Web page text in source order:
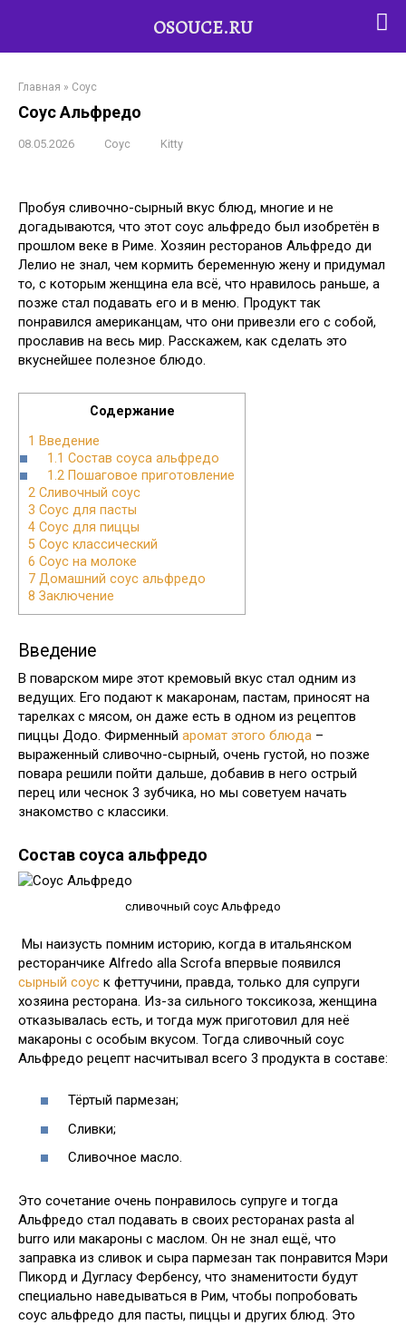
Главная » Соус
Соус Альфредо
08.05.2026 Соус Kitty
Пробуя сливочно-сырный вкус блюд, многие и не
догадываются, что этот соус альфредо был изобретён в
прошлом веке в Риме. Хозяин ресторанов Альфредо ди
Лелио не знал, чем кормить беременную жену и придумал
то, с которым женщина ела всё, что нравилось раньше, а
позже стал подавать его и в меню. Продукт так
понравился американцам, что они привезли его с собой,
прославив на весь мир. Расскажем, как сделать это
вкуснейшее полезное блюдо.
Содержание
1 Введение
1.1 Состав соуса альфредо
1.2 Пошаговое приготовление
2 Сливочный соус
3 Соус для пасты
4 Соус для пиццы
5 Соус классический
6 Соус на молоке
7 Домашний соус альфредо
8 Заключение
Введение
В поварском мире этот кремовый вкус стал одним из
ведущих. Его подают к макаронам, пастам, приносят на
тарелках с мясом, он даже есть в одном из рецептов
пиццы Додо. Фирменный аромат этого блюда –
выраженный сливочно-сырный, очень густой, но позже
повара решили пойти дальше, добавив в него острый
перец или чеснок 3 зубчика, но мы советуем начать
знакомство с классики.
Состав соуса альфредо
сливочный соус Альфредо
Мы наизусть помним историю, когда в итальянском
ресторанчике Alfredo alla Scrofa впервые появился
сырный соус к феттучини, правда, только для супруги
хозяина ресторана. Из-за сильного токсикоза, женщина
отказывалась есть, и тогда муж приготовил для неё
макароны с особым вкусом. Тогда сливочный соус
Альфредо рецепт насчитывал всего 3 продукта в составе:
Тёртый пармезан;
Сливки;
Сливочное масло.
Это сочетание очень понравилось супруге и тогда
Альфредо стал подавать в своих ресторанах pasta al
burro или макароны с маслом. Он не знал ещё, что
заправка из сливок и сыра пармезан так понравится Мэри
Пикорд и Дугласу Фербенсу, что знаменитости будут
специально наведываться в Рим, чтобы попробовать
соус альфредо для пасты, пиццы и других блюд. Это
OSOUCE.RU